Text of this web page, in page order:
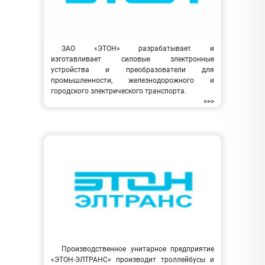
ЗАО «ЭТОН» разрабатывает и
изготавливает силовые электронные
устройства и преобразователи для
промышленности, железнодорожного и
городского электрического транспорта.
>>>
Производственное унитарное предприятие
«ЭТОН-ЭЛТРАНС» производит троллейбусы и